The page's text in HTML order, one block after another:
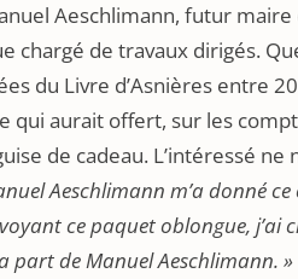
Aeschlimann, futur maire
chargé de travaux dirigés.
du Livre d’Asnières entre
qui aurait offert, sur les
de cadeau. L’intéressé ne
Aeschlimann m’a donné
ce paquet oblongue, j’ai
part de Manuel Aeschlimann. »